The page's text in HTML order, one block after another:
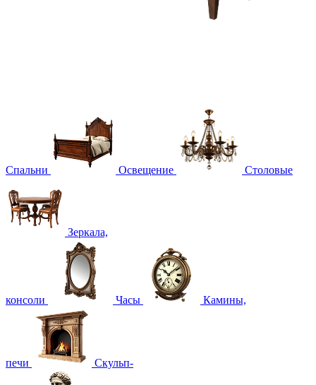
Спальни Освещение Столовые
Зеркала,
консоли Часы Камины,
печи Скульп-